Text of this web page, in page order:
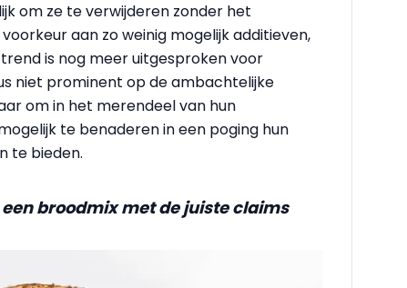
om ze te verwijderen zonder het
aan zo weinig mogelijk additieven,
is nog meer uitgesproken voor
niet prominent op de ambachtelijke
om in het merendeel van hun
te benaderen in een poging hun
te bieden.
broodmix met de juiste claims